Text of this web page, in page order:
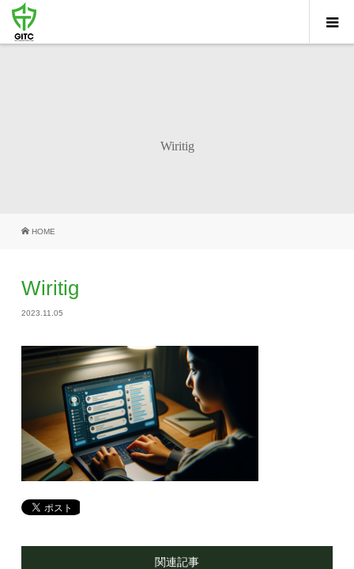
Wiritig
HOME
Wiritig
2023.11.05
関連記事